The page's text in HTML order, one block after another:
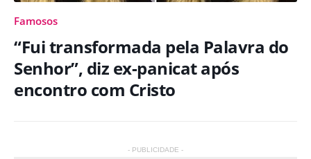
Famosos
“Fui transformada pela Palavra do
Senhor”, diz ex-panicat após
encontro com Cristo
- PUBLICIDADE -